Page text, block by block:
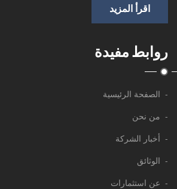
اقرأ المزيد
روابط مفيدة
- الصفحة الرئيسية
- من نحن
- أخبار الشركة
- الوثائق
- عن استثمارات